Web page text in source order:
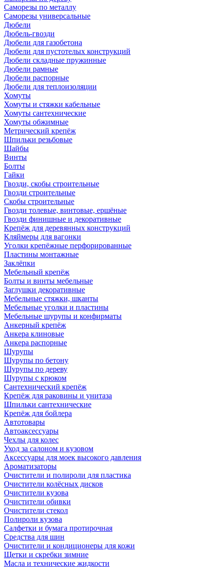
Саморезы по металлу
Саморезы универсальные
Дюбели
Дюбель-гвозди
Дюбели для газобетона
Дюбели для пустотелых конструкций
Дюбели складные пружинные
Дюбели рамные
Дюбели распорные
Дюбели для теплоизоляции
Хомуты
Хомуты и стяжки кабельные
Хомуты сантехнические
Хомуты обжимные
Метрический крепёж
Шпильки резьбовые
Шайбы
Винты
Болты
Гайки
Гвозди, скобы строительные
Гвозди строительные
Скобы строительные
Гвозди толевые, винтовые, ершёные
Гвозди финишные и декоративные
Крепёж для деревянных конструкций
Кляймеры для вагонки
Уголки крепёжные перфорированные
Пластины монтажные
Заклёпки
Мебельный крепёж
Болты и винты мебельные
Заглушки декоративные
Мебельные стяжки, шканты
Мебельные уголки и пластины
Мебельные шурупы и конфирматы
Анкерный крепёж
Анкера клиновые
Анкера распорные
Шурупы
Шурупы по бетону
Шурупы по дереву
Шурупы с крюком
Сантехнический крепёж
Крепёж для раковины и унитаза
Шпильки сантехнические
Крепёж для бойлера
Автотовары
Автоаксессуары
Чехлы для колес
Уход за салоном и кузовом
Аксессуары для моек высокого давления
Ароматизаторы
Очистители и полироли для пластика
Очистители колёсных дисков
Очистители кузова
Очистители обивки
Очистители стекол
Полироли кузова
Салфетки и бумага протирочная
Средства для шин
Очистители и кондиционеры для кожи
Щетки и скребки зимние
Масла и технические жидкости